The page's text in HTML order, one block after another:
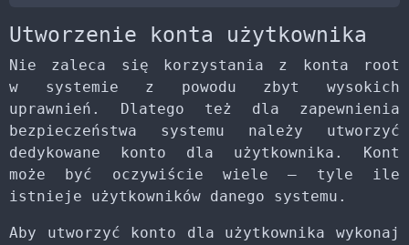
Utworzenie konta użytkownika
Nie zaleca się korzystania z konta root
w systemie z powodu zbyt wysokich
uprawnień. Dlatego też dla zapewnienia
bezpieczeństwa systemu należy utworzyć
dedykowane konto dla użytkownika. Kont
może być oczywiście wiele – tyle ile
istnieje użytkowników danego systemu.
Aby utworzyć konto dla użytkownika wykonaj